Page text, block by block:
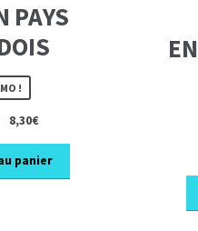
PAYS
!
Le
initial
était :
8,30€Le
actuel
est :
panier